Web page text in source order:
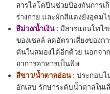
สารไลโคปีนช่วยป้องกันการเ
ร่างกาย และผักสีแดงยังอุดม
สีม่วง/น้ำเงิน : มีสารแอนโทไ
ของเซลล์ ลดอัตราเสี่ยงของก
ตันในสมองได้อีกด้วย นอกจา
อาการอาหารเป็นพิษ
สีขาว/น้ำตาลอ่อน: ประกอบไ
อักเสบ รักษาระดับน้ำตาลใน